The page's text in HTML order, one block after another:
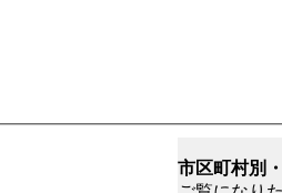
市区町村別